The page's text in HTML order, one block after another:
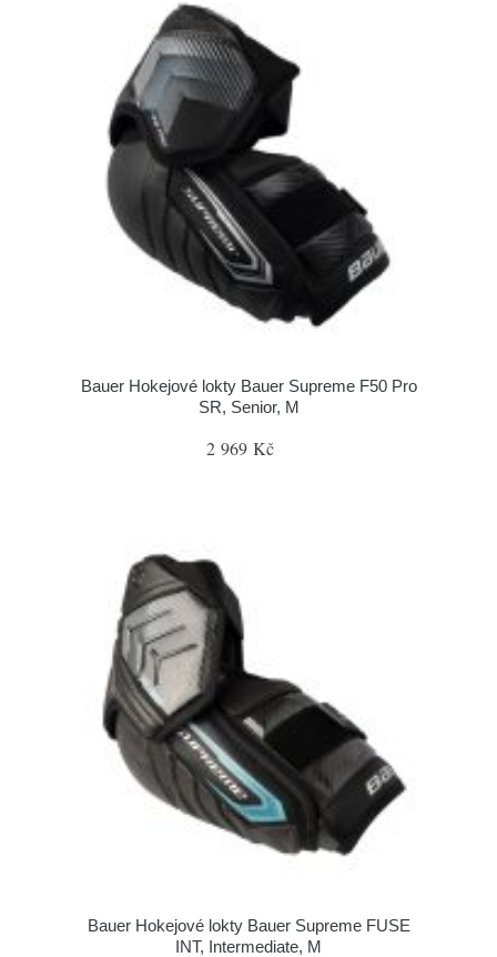
Bauer Hokejové lokty Bauer Supreme F50 Pro
SR, Senior, M
2 969 Kč
Bauer Hokejové lokty Bauer Supreme FUSE
INT, Intermediate, M